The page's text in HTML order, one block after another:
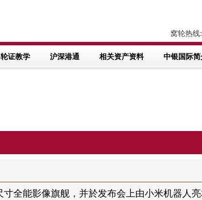
窝轮热
轮证教学 沪深港通 相关资产资料 中银国际简
全能影像旗舰，并於发布会上由小米机器人